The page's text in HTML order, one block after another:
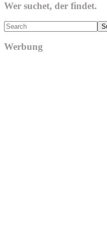
Wer suchet, der findet.
Search
Werbung